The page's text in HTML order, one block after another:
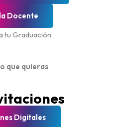
Docente
tu Graduación
que quieras
Digitales